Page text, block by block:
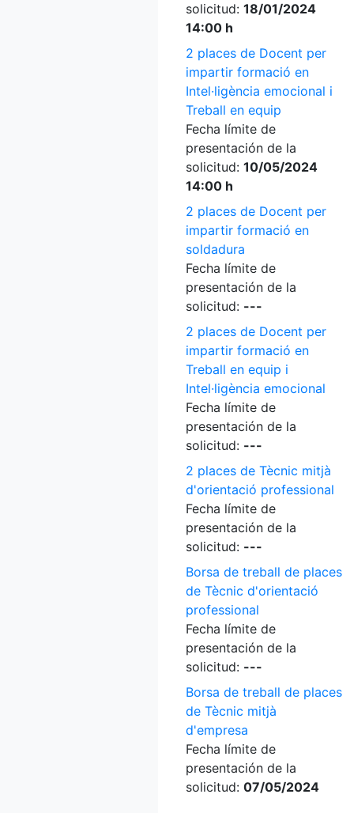
solicitud: 18/01/2024
14:00 h
2 places de Docent per
impartir formació en
Intel·ligència emocional i
Treball en equip
Fecha límite de
presentación de la
solicitud: 10/05/2024
14:00 h
2 places de Docent per
impartir formació en
soldadura
Fecha límite de
presentación de la
solicitud: ---
2 places de Docent per
impartir formació en
Treball en equip i
Intel·ligència emocional
Fecha límite de
presentación de la
solicitud: ---
2 places de Tècnic mitjà
d'orientació professional
Fecha límite de
presentación de la
solicitud: ---
Borsa de treball de places
de Tècnic d'orientació
professional
Fecha límite de
presentación de la
solicitud: ---
Borsa de treball de places
de Tècnic mitjà
d'empresa
Fecha límite de
presentación de la
solicitud: 07/05/2024